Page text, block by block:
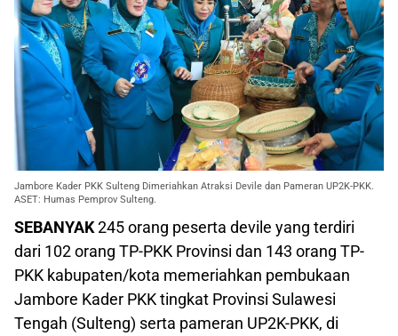
Jambore Kader PKK Sulteng Dimeriahkan Atraksi Devile dan Pameran UP2K-PKK.
ASET: Humas Pemprov Sulteng.
SEBANYAK245 orang peserta devile yang terdiri
dari 102 orang TP-PKK Provinsi dan 143 orang TP-
PKK kabupaten/kota memeriahkan pembukaan
Jambore Kader PKK tingkat Provinsi Sulawesi
Tengah (Sulteng) serta pameran UP2K-PKK, di